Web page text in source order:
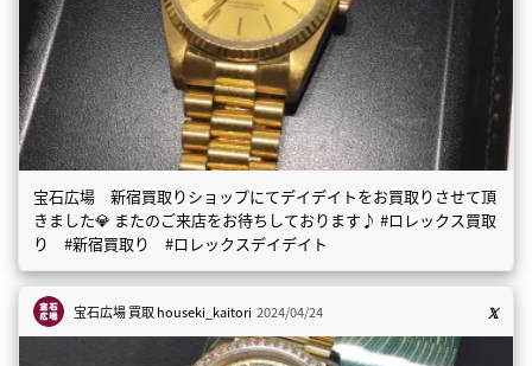
宝石広場 新宿買取りショップにてデイデイトをお買取りさせて頂
きました💎 またのご来店をお待ちしております♪ #ロレックス買取
り #新宿買取り #ロレックスデイデイト
宝石広場 買取houseki_kaitori 2024/04/24